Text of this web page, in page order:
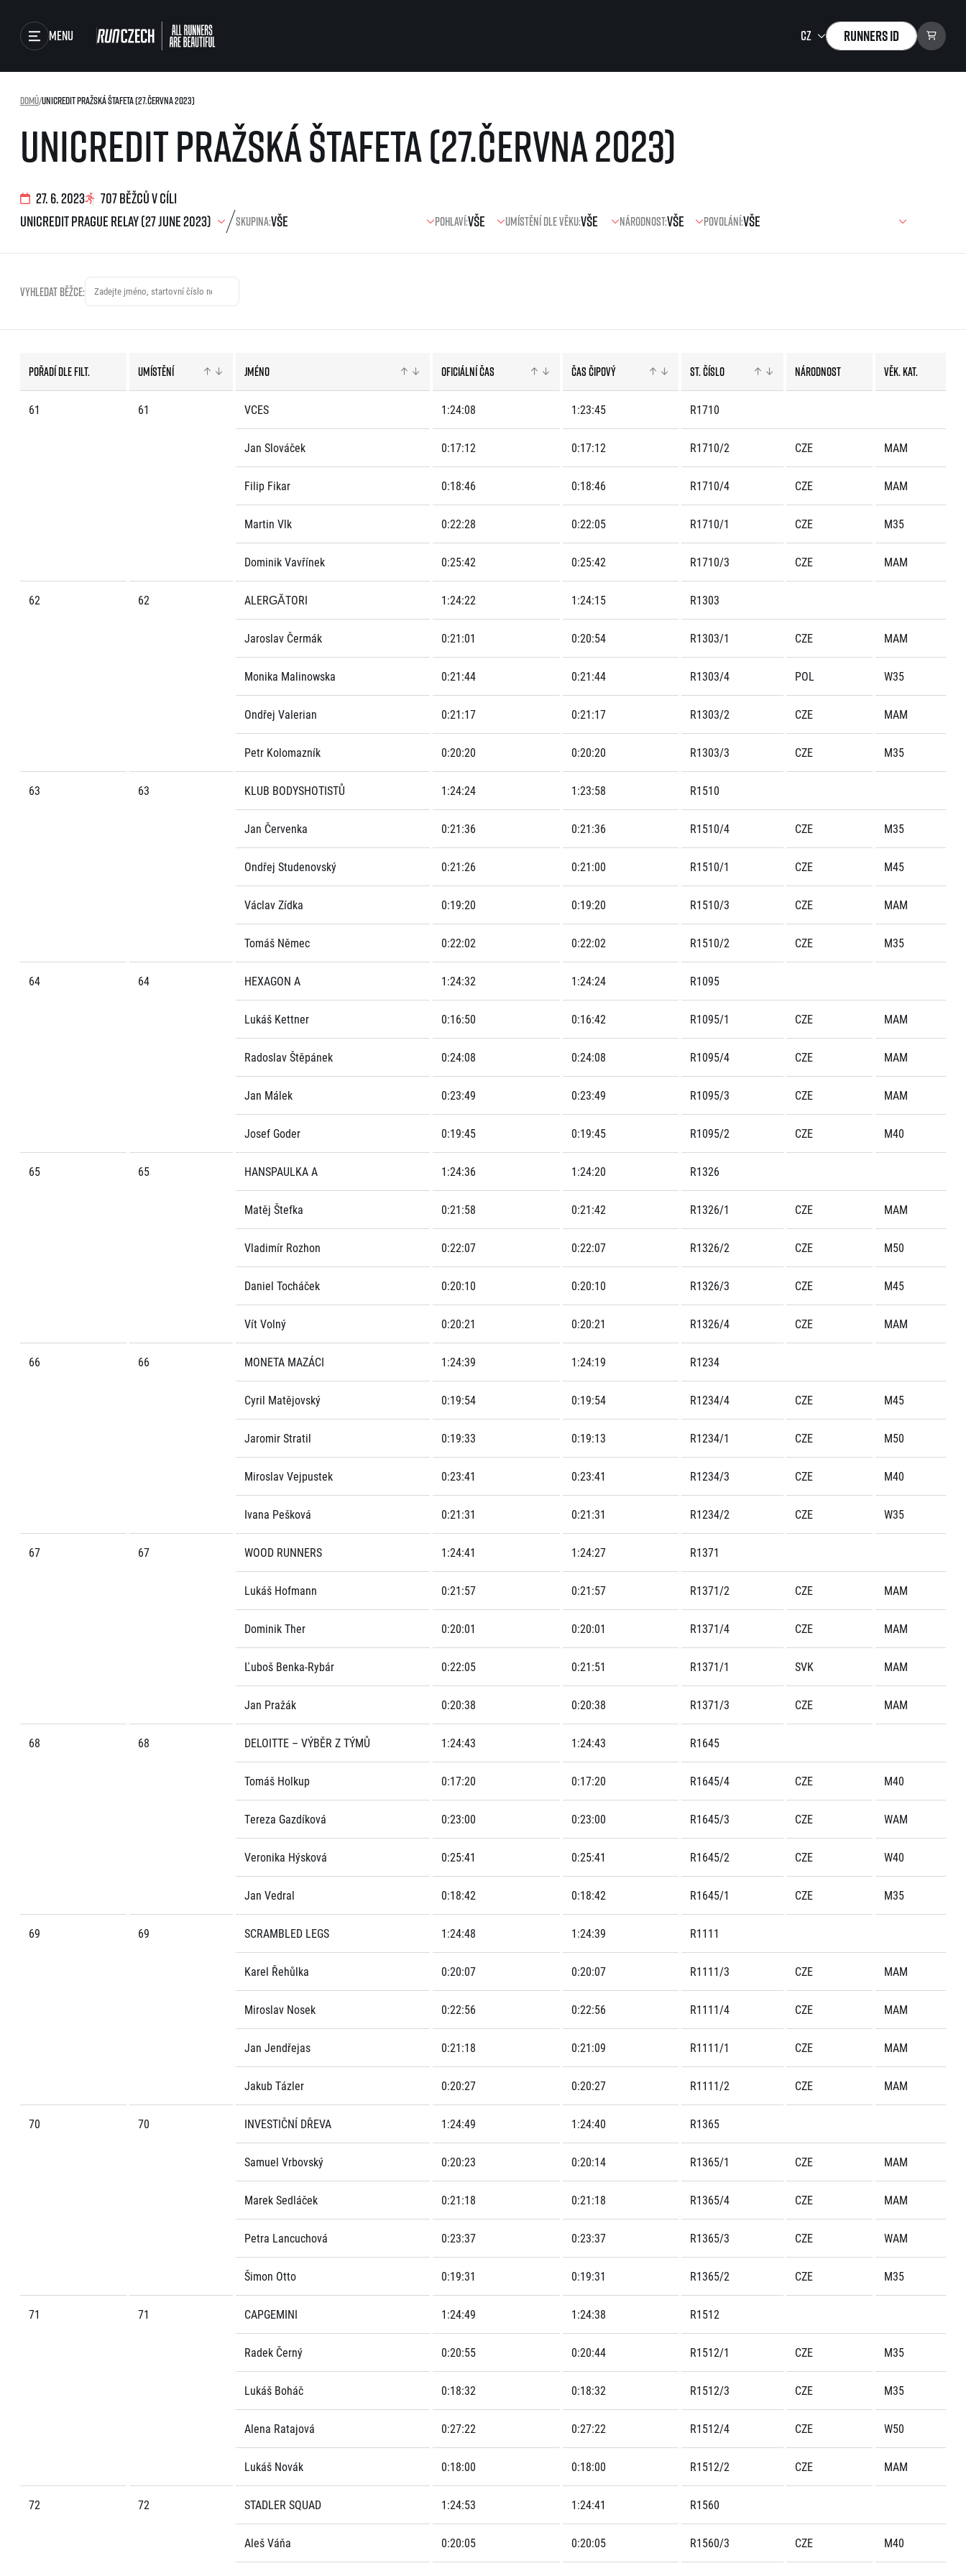
Menu Runners ID
Závody
Výsledky
Foto & Video
RunCzech Store
Běžecká liga
O běžecké lize
SuperHalfs
projekt SuperHalfs
EuroHeroes Challenge 2023
Systém bodování
O Napoli Running
Projekt RunCzech Halfs
Pro závodníky
Pravidla a všeobecné informace
Reklamace výsledků
RunCzech Kings & Queens
dm rodinná míle
Running Doctors
Běžím pro stromy
O nás
Kontakt
Pro veřejnost
Aktuality
Poznámky pro editory
RunCzech
All Runners Are Beautiful
RunCzech Racing
Ekofilozofie
Masáže
UniCredit Pražská štafeta (27.června 2023)
Domů/UniCredit Pražská štafeta (27.června 2023)
27. 6. 2023 707 běžců v cíli
Skupina: Pohlaví: Umístění dle věku: Národnost: Povolání:
Vyhledat běžce:
Pořadí dle filt. Umístění Jméno Oficiální čas Čas čipový St. číslo Národnost Věk. kat.
61 61 VCES 1:24:08 1:23:45 R1710
Jan Slováček 0:17:12 0:17:12 R1710/2 CZE MAM
Filip Fikar 0:18:46 0:18:46 R1710/4 CZE MAM
Martin Vlk 0:22:28 0:22:05 R1710/1 CZE M35
Dominik Vavřínek 0:25:42 0:25:42 R1710/3 CZE MAM
62 62 ALERGĂTORI 1:24:22 1:24:15 R1303
Jaroslav Čermák 0:21:01 0:20:54 R1303/1 CZE MAM
Monika Malinowska 0:21:44 0:21:44 R1303/4 POL W35
Ondřej Valerian 0:21:17 0:21:17 R1303/2 CZE MAM
Petr Kolomazník 0:20:20 0:20:20 R1303/3 CZE M35
63 63 KLUB BODYSHOTISTŮ 1:24:24 1:23:58 R1510
Jan Červenka 0:21:36 0:21:36 R1510/4 CZE M35
Ondřej Studenovský 0:21:26 0:21:00 R1510/1 CZE M45
Václav Zídka 0:19:20 0:19:20 R1510/3 CZE MAM
Tomáš Němec 0:22:02 0:22:02 R1510/2 CZE M35
64 64 HEXAGON A 1:24:32 1:24:24 R1095
Lukáš Kettner 0:16:50 0:16:42 R1095/1 CZE MAM
Radoslav Štěpánek 0:24:08 0:24:08 R1095/4 CZE MAM
Jan Málek 0:23:49 0:23:49 R1095/3 CZE MAM
Josef Goder 0:19:45 0:19:45 R1095/2 CZE M40
65 65 HANSPAULKA A 1:24:36 1:24:20 R1326
Matěj Štefka 0:21:58 0:21:42 R1326/1 CZE MAM
Vladimír Rozhon 0:22:07 0:22:07 R1326/2 CZE M50
Daniel Tocháček 0:20:10 0:20:10 R1326/3 CZE M45
Vít Volný 0:20:21 0:20:21 R1326/4 CZE MAM
66 66 MONETA MAZÁCI 1:24:39 1:24:19 R1234
Cyril Matějovský 0:19:54 0:19:54 R1234/4 CZE M45
Jaromir Stratil 0:19:33 0:19:13 R1234/1 CZE M50
Miroslav Vejpustek 0:23:41 0:23:41 R1234/3 CZE M40
Ivana Pešková 0:21:31 0:21:31 R1234/2 CZE W35
67 67 WOOD RUNNERS 1:24:41 1:24:27 R1371
Lukáš Hofmann 0:21:57 0:21:57 R1371/2 CZE MAM
Dominik Ther 0:20:01 0:20:01 R1371/4 CZE MAM
Ľuboš Benka-Rybár 0:22:05 0:21:51 R1371/1 SVK MAM
Jan Pražák 0:20:38 0:20:38 R1371/3 CZE MAM
68 68 DELOITTE – VÝBĚR Z TÝMŮ 1:24:43 1:24:43 R1645
Tomáš Holkup 0:17:20 0:17:20 R1645/4 CZE M40
Tereza Gazdíková 0:23:00 0:23:00 R1645/3 CZE WAM
Veronika Hýsková 0:25:41 0:25:41 R1645/2 CZE W40
Jan Vedral 0:18:42 0:18:42 R1645/1 CZE M35
69 69 SCRAMBLED LEGS 1:24:48 1:24:39 R1111
Karel Řehůlka 0:20:07 0:20:07 R1111/3 CZE MAM
Miroslav Nosek 0:22:56 0:22:56 R1111/4 CZE MAM
Jan Jendřejas 0:21:18 0:21:09 R1111/1 CZE MAM
Jakub Tázler 0:20:27 0:20:27 R1111/2 CZE MAM
70 70 INVESTIČNÍ DŘEVA 1:24:49 1:24:40 R1365
Samuel Vrbovský 0:20:23 0:20:14 R1365/1 CZE MAM
Marek Sedláček 0:21:18 0:21:18 R1365/4 CZE MAM
Petra Lancuchová 0:23:37 0:23:37 R1365/3 CZE WAM
Šimon Otto 0:19:31 0:19:31 R1365/2 CZE M35
71 71 CAPGEMINI 1:24:49 1:24:38 R1512
Radek Černý 0:20:55 0:20:44 R1512/1 CZE M35
Lukáš Boháč 0:18:32 0:18:32 R1512/3 CZE M35
Alena Ratajová 0:27:22 0:27:22 R1512/4 CZE W50
Lukáš Novák 0:18:00 0:18:00 R1512/2 CZE MAM
72 72 STADLER SQUAD 1:24:53 1:24:41 R1560
Aleš Váňa 0:20:05 0:20:05 R1560/3 CZE M40